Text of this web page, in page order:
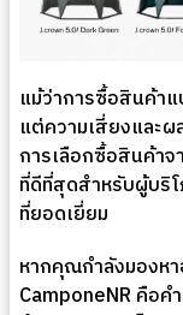
แม้ว่าการซื้อสินค้า
แต่ความเสี่ยงและ
การเลือกซื้อสินค้า
ที่ดีที่สุดสำหรับผู้บริ
ที่ยอดเยี่ยม
หากคุณกำลังมอง
CamponeNR คือ